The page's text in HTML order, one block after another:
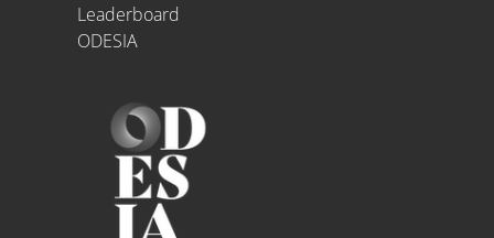
Leaderboard
ODESIA